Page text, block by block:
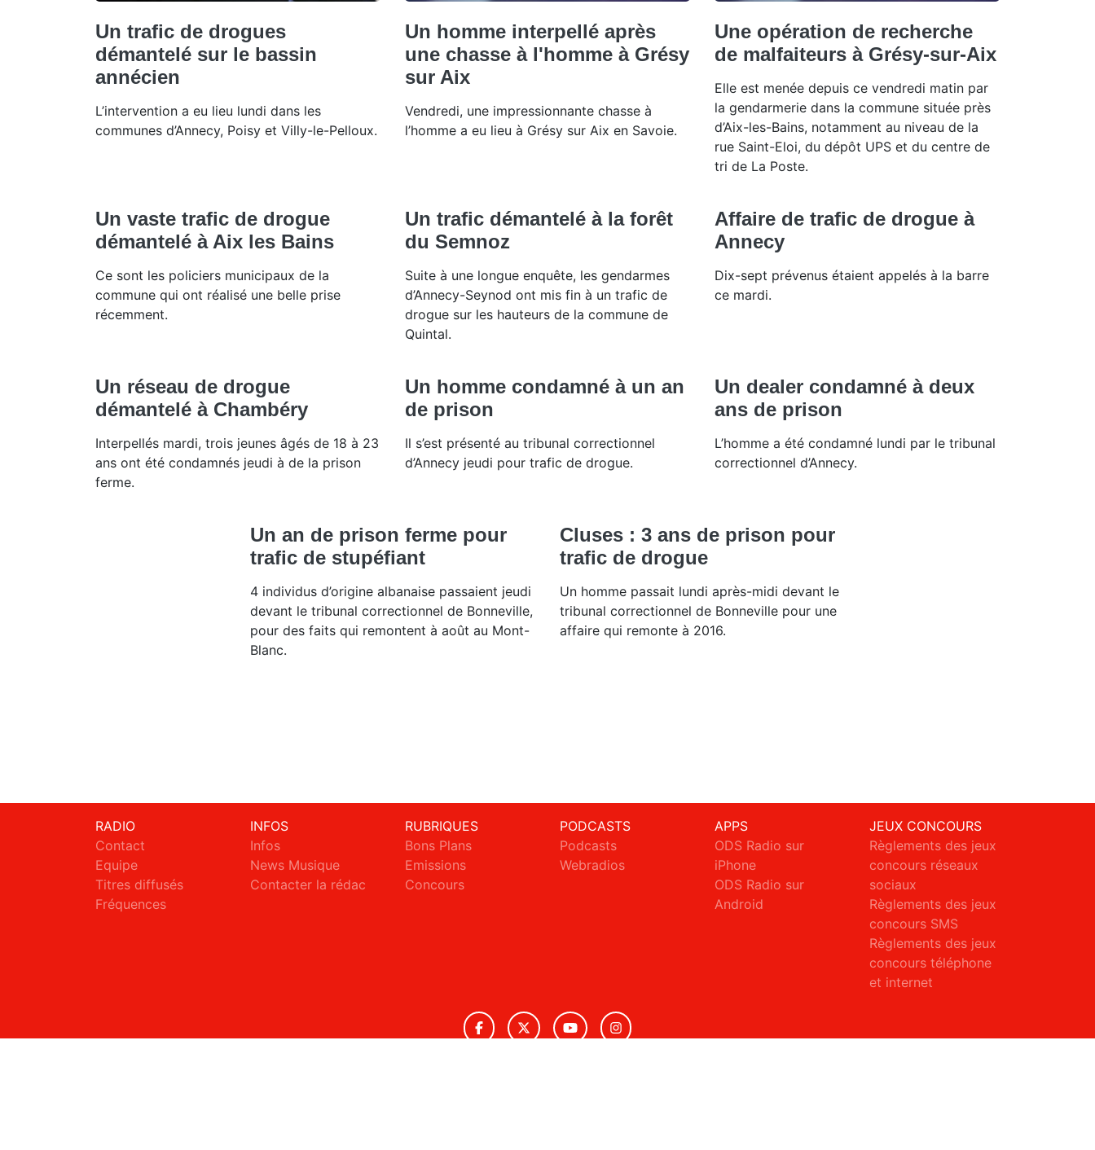
Un trafic de drogues
démantelé sur le bassin
annécien
L’intervention a eu lieu lundi dans les
communes d’Annecy, Poisy et Villy-le-Pelloux.
Un homme interpellé après
une chasse à l'homme à Grésy
sur Aix
Vendredi, une impressionnante chasse à
l’homme a eu lieu à Grésy sur Aix en Savoie.
Une opération de recherche
de malfaiteurs à Grésy-sur-Aix
Elle est menée depuis ce vendredi matin par
la gendarmerie dans la commune située près
d’Aix-les-Bains, notamment au niveau de la
rue Saint-Eloi, du dépôt UPS et du centre de
tri de La Poste.
Un vaste trafic de drogue
démantelé à Aix les Bains
Ce sont les policiers municipaux de la
commune qui ont réalisé une belle prise
récemment.
Un trafic démantelé à la forêt
du Semnoz
Suite à une longue enquête, les gendarmes
d’Annecy-Seynod ont mis fin à un trafic de
drogue sur les hauteurs de la commune de
Quintal.
Affaire de trafic de drogue à
Annecy
Dix-sept prévenus étaient appelés à la barre
ce mardi.
Un réseau de drogue
démantelé à Chambéry
Interpellés mardi, trois jeunes âgés de 18 à 23
ans ont été condamnés jeudi à de la prison
ferme.
Un homme condamné à un an
de prison
Il s’est présenté au tribunal correctionnel
d’Annecy jeudi pour trafic de drogue.
Un dealer condamné à deux
ans de prison
L’homme a été condamné lundi par le tribunal
correctionnel d’Annecy.
Un an de prison ferme pour
trafic de stupéfiant
4 individus d’origine albanaise passaient jeudi
devant le tribunal correctionnel de Bonneville,
pour des faits qui remontent à août au Mont-
Blanc.
Cluses : 3 ans de prison pour
trafic de drogue
Un homme passait lundi après-midi devant le
tribunal correctionnel de Bonneville pour une
affaire qui remonte à 2016.
RADIO
Contact
Equipe
Titres diffusés
Fréquences
INFOS
Infos
News Musique
Contacter la rédac
RUBRIQUES
Bons Plans
Emissions
Concours
PODCASTS
Podcasts
Webradios
APPS
ODS Radio sur
iPhone
ODS Radio sur
Android
JEUX CONCOURS
Règlements des jeux
concours réseaux
sociaux
Règlements des jeux
concours SMS
Règlements des jeux
concours téléphone
et internet